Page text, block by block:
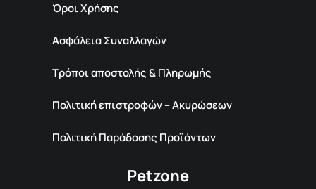
Όροι Χρήσης
Ασφάλεια Συναλλαγών
Τρόποι αποστολής & Πληρωμής
Πολιτική επιστροφών – Ακυρώσεων
Πολιτική Παράδοσης Προϊόντων
Petzone